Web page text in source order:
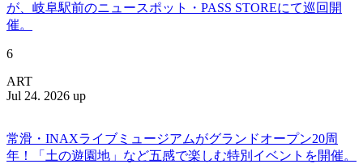
が、岐阜駅前のニュースポット・PASS STOREにて巡回開
催。
6
ART
Jul 24. 2026 up
常滑・INAXライブミュージアムがグランドオープン20周
年！「土の遊園地」など五感で楽しむ特別イベントを開催。